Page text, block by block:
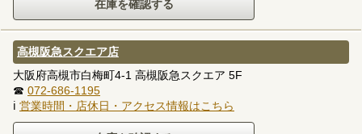
高槻阪急スクエア店
大阪府高槻市白梅町4-1 高槻阪急スクエア 5F
☎ 072-686-1195
ℹ 営業時間・店休日・アクセス情報はこちら